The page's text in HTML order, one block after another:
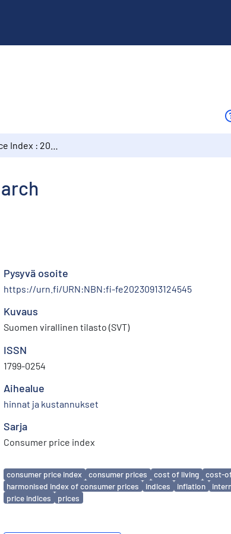
Pysyvä osoite
https://urn.fi/URN:NBN:fi-fe20230913124545
Kuvaus
Suomen virallinen tilasto (SVT)
ISSN
1799-0254
Aihealue
hinnat ja kustannukset
Sarja
Consumer price index
Avainsanat
consumer price index consumer prices cost of living
cost-
harmonised index of consumer prices
indices inflation
price indices
prices